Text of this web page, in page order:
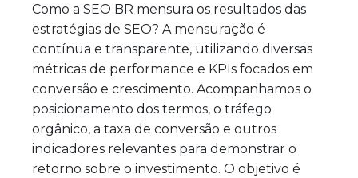
Como a SEO BR mensura os resultados das
estratégias de SEO? A mensuração é
contínua e transparente, utilizando diversas
métricas de performance e KPIs focados em
conversão e crescimento. Acompanhamos o
posicionamento dos termos, o tráfego
orgânico, a taxa de conversão e outros
indicadores relevantes para demonstrar o
retorno sobre o investimento. O objetivo é